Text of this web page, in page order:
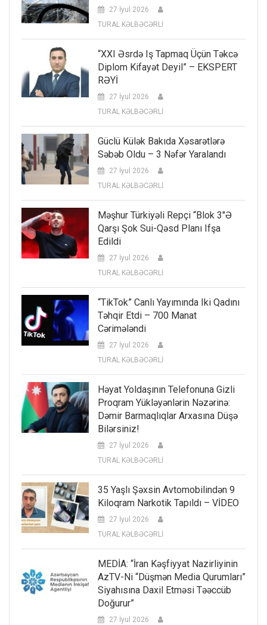
27 İyul 2026
TURAL KƏLBƏCƏRLİ
“XXI Əsrdə Iş Tapmaq Üçün Təkcə
Diplom Kifayət Deyil” – EKSPERT
RƏYİ
27 İyul 2026
TURAL KƏLBƏCƏRLİ
Güclü Külək Bakıda Xəsarətlərə
Səbəb Oldu – 3 Nəfər Yaralandı
27 İyul 2026
TURAL KƏLBƏCƏRLİ
Məşhur Türkiyəli Repçi “Blok 3″ə
Qarşı Şok Sui-Qəsd Planı Ifşa
Edildi
27 İyul 2026
TURAL KƏLBƏCƏRLİ
“TikTok” Canlı Yayımında Iki Qadını
Təhqir Etdi – 700 Manat
Cərimələndi
27 İyul 2026
TURAL KƏLBƏCƏRLİ
Həyat Yoldaşının Telefonuna Gizli
Proqram Yükləyənlərin Nəzərinə:
Dəmir Barmaqlıqlar Arxasına Düşə
Bilərsiniz!
27 İyul 2026
TURAL KƏLBƏCƏRLİ
35 Yaşlı Şəxsin Avtomobilindən 9
Kiloqram Narkotik Tapıldı – VİDEO
27 İyul 2026
TURAL KƏLBƏCƏRLİ
MEDİA: “İran Kəşfiyyat Nazirliyinin
AzTV-Ni “düşmən Media Qurumları”
Siyahısına Daxil Etməsi Təəccüb
Doğurur”
27 İyul 2026